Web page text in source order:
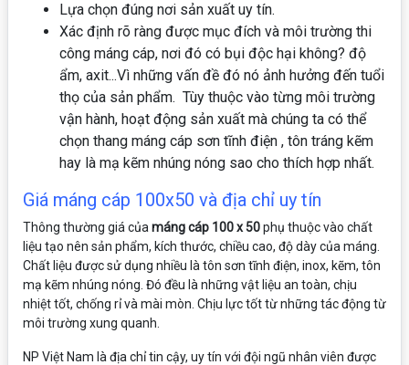
Lựa chọn đúng nơi sản xuất uy tín.
Xác định rõ ràng được mục đích và môi trường thi
công máng cáp, nơi đó có bụi độc hại không? độ
ẩm, axit...Vì những vấn đề đó nó ảnh hưởng đến tuổi
thọ của sản phẩm. Tùy thuộc vào từng môi trường
vận hành, hoạt động sản xuất mà chúng ta có thể
chọn thang máng cáp sơn tĩnh điện , tôn tráng kẽm
hay là mạ kẽm nhúng nóng sao cho thích hợp nhất.
Giá máng cáp 100x50 và địa chỉ uy tín
Thông thường giá của máng cáp 100 x 50phụ thuộc vào chất
liệu tạo nên sản phẩm, kích thước, chiều cao, độ dày của máng.
Chất liệu được sử dụng nhiều là tôn sơn tĩnh điện, inox, kẽm, tôn
mạ kẽm nhúng nóng. Đó đều là những vật liệu an toàn, chịu
nhiệt tốt, chống rỉ và mài mòn. Chịu lực tốt từ những tác động từ
môi trường xung quanh.
NP Việt Nam là địa chỉ tin cậy, uy tín với đội ngũ nhân viên được